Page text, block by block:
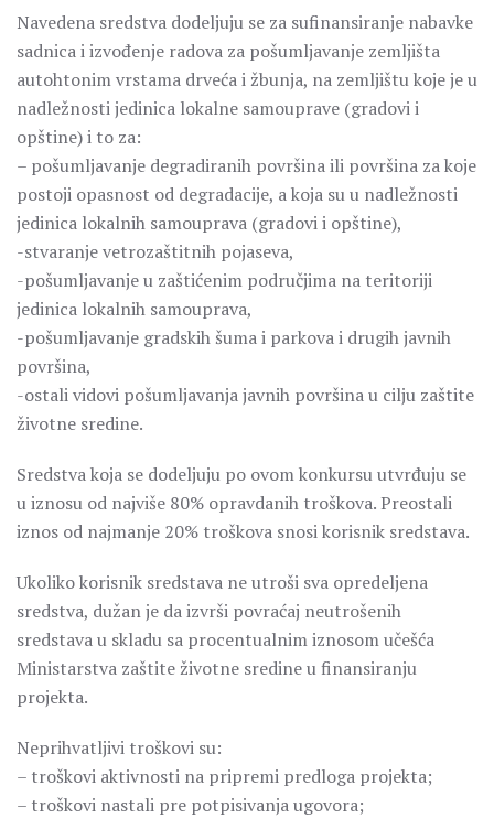
Navedena sredstva dodeljuju se za sufinansiranje nabavke
sadnica i izvođenje radova za pošumljavanje zemljišta
autohtonim vrstama drveća i žbunja, na zemljištu koje je u
nadležnosti jedinica lokalne samouprave (gradovi i
opštine) i to za:
– pošumljavanje degradiranih površina ili površina za koje
postoji opasnost od degradacije, a koja su u nadležnosti
jedinica lokalnih samouprava (gradovi i opštine),
-stvaranje vetrozaštitnih pojaseva,
-pošumljavanje u zaštićenim područjima na teritoriji
jedinica lokalnih samouprava,
-pošumljavanje gradskih šuma i parkova i drugih javnih
površina,
-ostali vidovi pošumljavanja javnih površina u cilju zaštite
životne sredine.
Sredstva koja se dodeljuju po ovom konkursu utvrđuju se
u iznosu od najviše 80% opravdanih troškova. Preostali
iznos od najmanje 20% troškova snosi korisnik sredstava.
Ukoliko korisnik sredstava ne utroši sva opredeljena
sredstva, dužan je da izvrši povraćaj neutrošenih
sredstava u skladu sa procentualnim iznosom učešća
Ministarstva zaštite životne sredine u finansiranju
projekta.
Neprihvatljivi troškovi su:
– troškovi aktivnosti na pripremi predloga projekta;
– troškovi nastali pre potpisivanja ugovora;